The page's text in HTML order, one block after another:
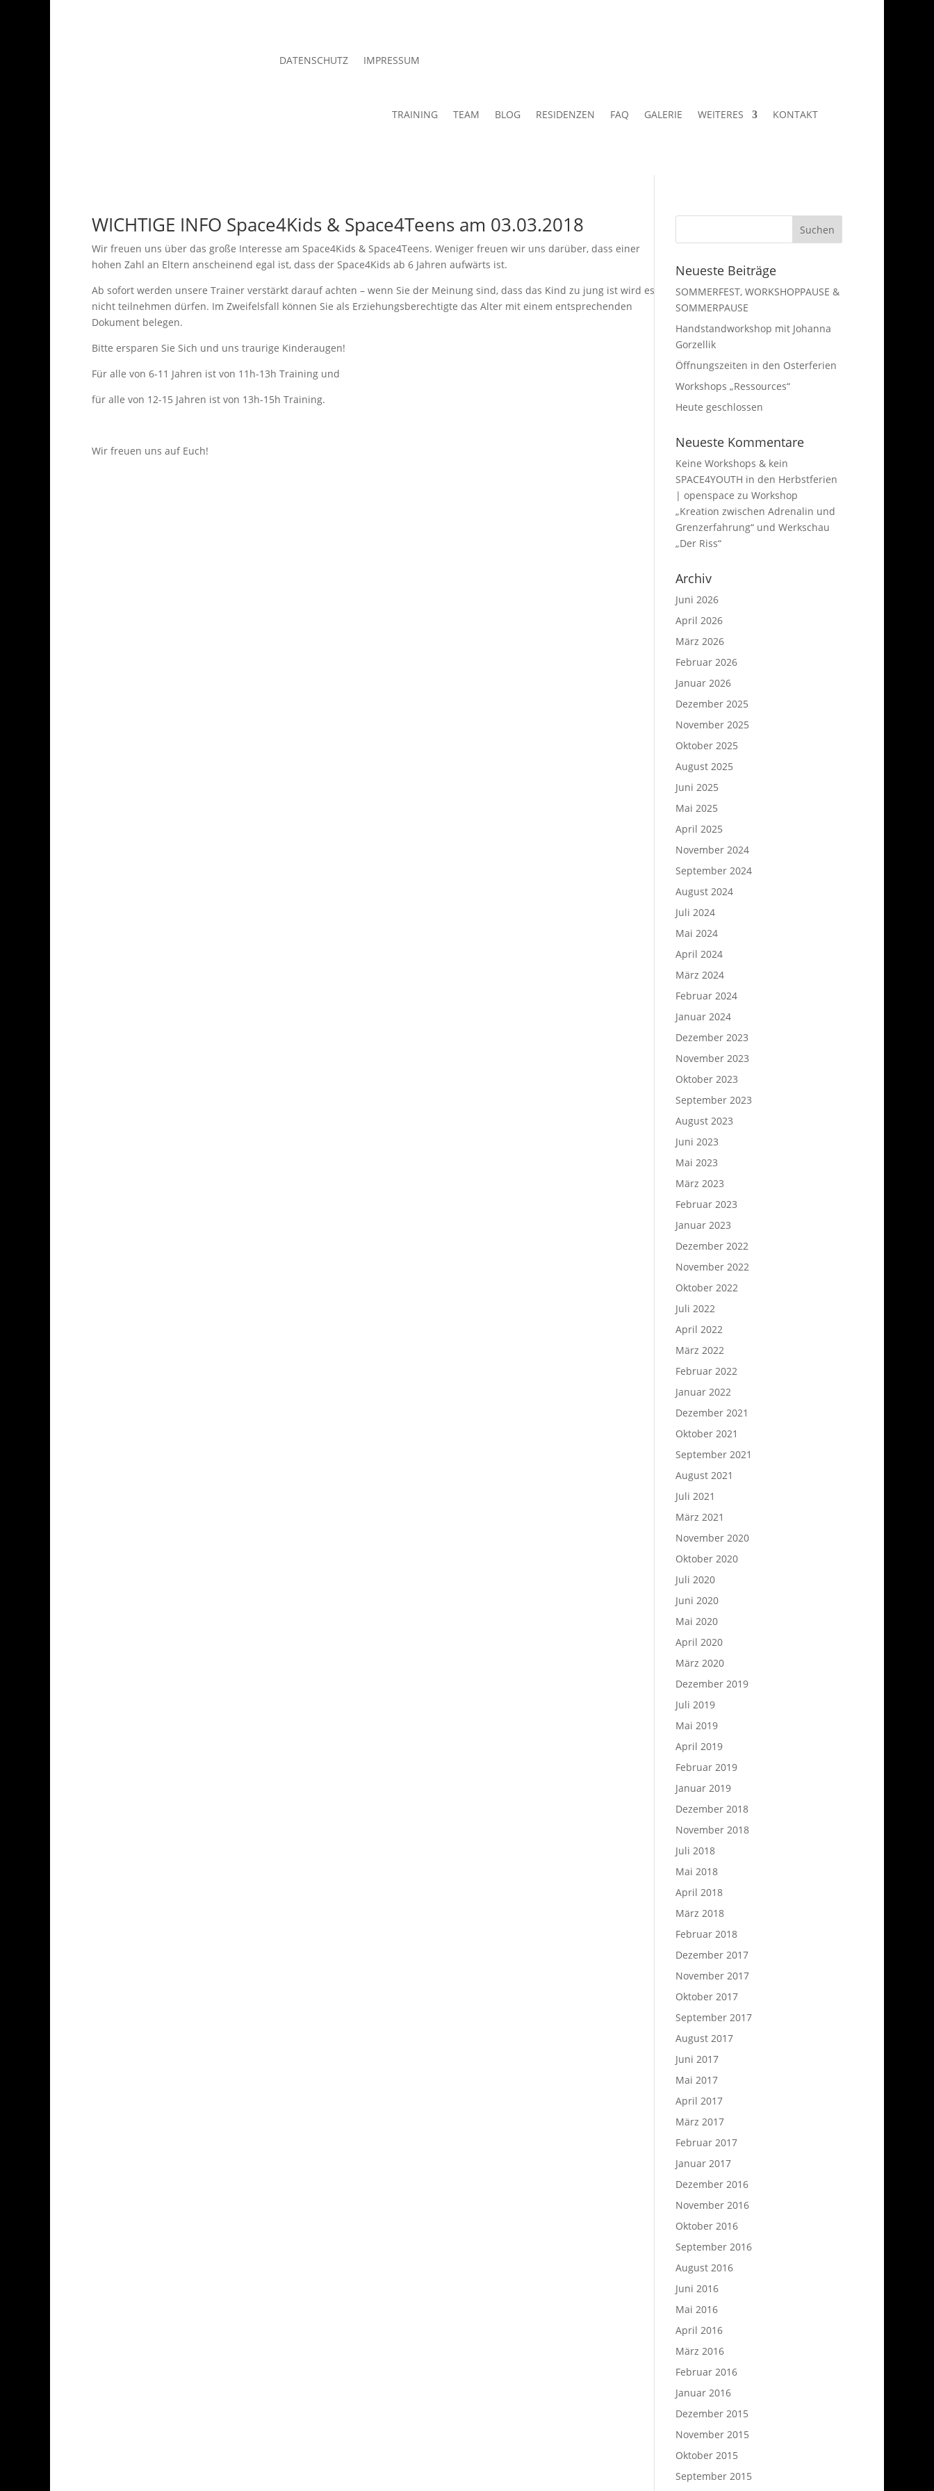
DATENSCHUTZ IMPRESSUM
TRAINING TEAM BLOG RESIDENZEN FAQ GALERIE WEITERES KONTAKT
WICHTIGE INFO Space4Kids & Space4Teens am 03.03.2018
Wir freuen uns über das große Interesse am Space4Kids & Space4Teens. Weniger freuen wir uns darüber, dass einer
hohen Zahl an Eltern anscheinend egal ist, dass der Space4Kids ab 6 Jahren aufwärts ist.
Ab sofort werden unsere Trainer verstärkt darauf achten – wenn Sie der Meinung sind, dass das Kind zu jung ist wird es
nicht teilnehmen dürfen. Im Zweifelsfall können Sie als Erziehungsberechtigte das Alter mit einem entsprechenden
Dokument belegen.
Bitte ersparen Sie Sich und uns traurige Kinderaugen!
Für alle von 6-11 Jahren ist von 11h-13h Training und
für alle von 12-15 Jahren ist von 13h-15h Training.
Wir freuen uns auf Euch!
Neueste Beiträge
SOMMERFEST, WORKSHOPPAUSE &
SOMMERPAUSE
Handstandworkshop mit Johanna
Gorzellik
Öffnungszeiten in den Osterferien
Workshops „Ressources“
Heute geschlossen
Neueste Kommentare
Keine Workshops & kein
SPACE4YOUTH in den Herbstferien
| openspace zu Workshop
„Kreation zwischen Adrenalin und
Grenzerfahrung“ und Werkschau
„Der Riss“
Archiv
Juni 2026
April 2026
März 2026
Februar 2026
Januar 2026
Dezember 2025
November 2025
Oktober 2025
August 2025
Juni 2025
Mai 2025
April 2025
November 2024
September 2024
August 2024
Juli 2024
Mai 2024
April 2024
März 2024
Februar 2024
Januar 2024
Dezember 2023
November 2023
Oktober 2023
September 2023
August 2023
Juni 2023
Mai 2023
März 2023
Februar 2023
Januar 2023
Dezember 2022
November 2022
Oktober 2022
Juli 2022
April 2022
März 2022
Februar 2022
Januar 2022
Dezember 2021
Oktober 2021
September 2021
August 2021
Juli 2021
März 2021
November 2020
Oktober 2020
Juli 2020
Juni 2020
Mai 2020
April 2020
März 2020
Dezember 2019
Juli 2019
Mai 2019
April 2019
Februar 2019
Januar 2019
Dezember 2018
November 2018
Juli 2018
Mai 2018
April 2018
März 2018
Februar 2018
Dezember 2017
November 2017
Oktober 2017
September 2017
August 2017
Juni 2017
Mai 2017
April 2017
März 2017
Februar 2017
Januar 2017
Dezember 2016
November 2016
Oktober 2016
September 2016
August 2016
Juni 2016
Mai 2016
April 2016
März 2016
Februar 2016
Januar 2016
Dezember 2015
November 2015
Oktober 2015
September 2015